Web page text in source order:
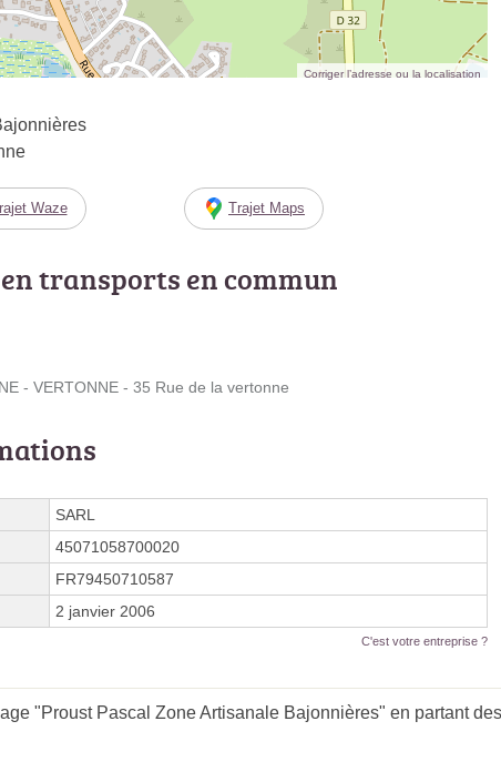
Corriger l’adresse ou la localisation
Waze Trajet Maps
transports en commun
- VERTONNE - 35 Rue de la vertonne
SARL
45071058700020
FR79450710587
2 janvier 2006
C'est votre entreprise ?
"Proust Pascal Zone Artisanale Bajonnières" en partant